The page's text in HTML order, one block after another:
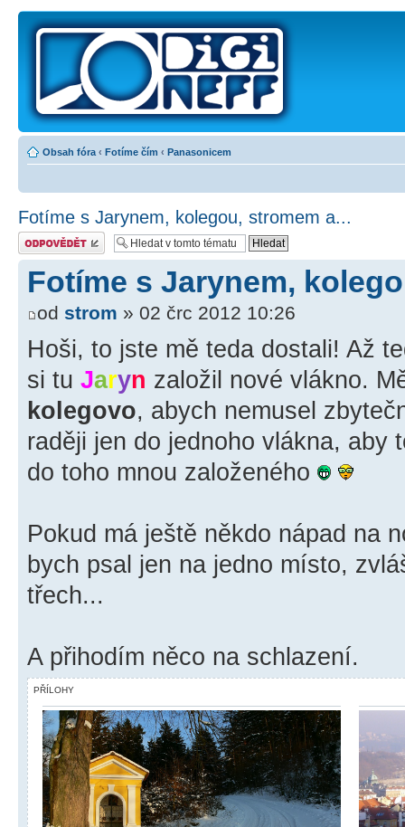
Obsah fóra ‹ Fotíme čím ‹ Panasonicem
Fotíme s Jarynem, kolegou, stromem a...
Odeslat odpověď
Fotíme s Jarynem,
od strom » 02 črc 2012 10:26
Hoši, to jste mě teda dostali! Až
si tu Jaryn založil nové vlákno.
kolegovo, abych nemusel
raději jen do jednoho vlákna, aby
do toho mnou založeného
Pokud má ještě někdo nápad na
bych psal jen na jedno místo,
třech...
A přihodím něco na schlazení.
PŘÍLOHY